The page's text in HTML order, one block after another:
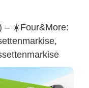
– ☀️Four&More: